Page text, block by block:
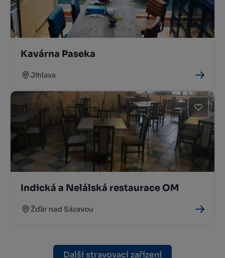
Kavárna Paseka
Jihlava
Indická a Nelálská restaurace OM
Žďár nad Sázavou
Další stravovací zařízení